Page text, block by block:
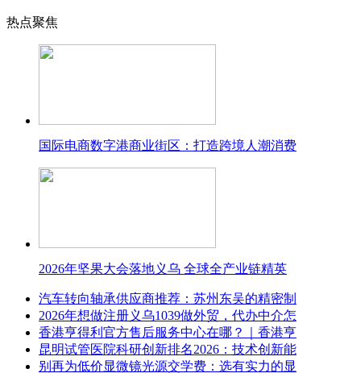
热点聚焦
国际电商数字港商业街区：打造跨境人潮消费
2026年坚果大会落地义乌 全球全产业链精英
汽车转向轴承供应商推荐：苏州东吴的精密制
2026年想做注册义乌1039做外贸，代办中介怎
香港亨得利官方售后服务中心在哪？｜香港亨
昆明试管医院科研创新排名2026：技术创新能
别再为低价显微镜光源交学费：选有实力的显